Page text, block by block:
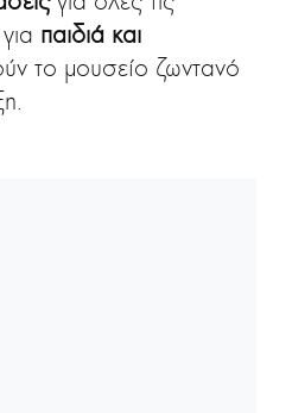
παιδιά και
το μουσείο ζωντανό